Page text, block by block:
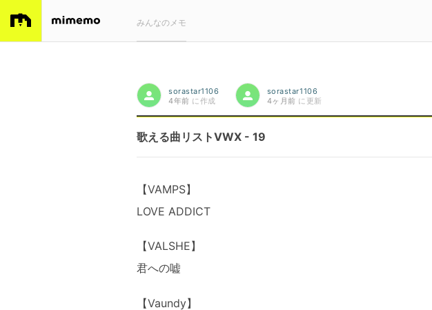
みんなのメモ
sorastar1106
4年前 に作成
sorastar1106
4ヶ月前 に更新
歌える曲リストVWX - 19
【VAMPS】
LOVE ADDICT
【VALSHE】
君への嘘
【Vaundy】